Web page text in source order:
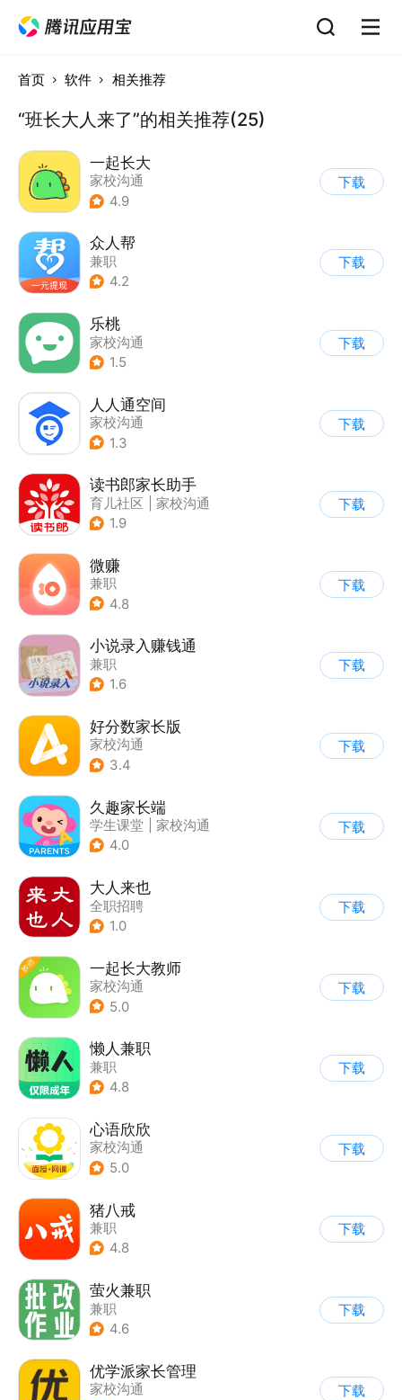
首页 软件 相关推荐
“班长大人来了”的相关推荐(25)
一起长大
家校沟通
4.9
下载
众人帮
兼职
4.2
下载
乐桃
家校沟通
1.5
下载
人人通空间
家校沟通
1.3
下载
读书郎家长助手
育儿社区
家校沟通
1.9
下载
微赚
兼职
4.8
下载
小说录入赚钱通
兼职
1.6
下载
好分数家长版
家校沟通
3.4
下载
久趣家长端
学生课堂
家校沟通
4.0
下载
大人来也
全职招聘
1.0
下载
一起长大教师
家校沟通
5.0
下载
懒人兼职
兼职
4.8
下载
心语欣欣
家校沟通
5.0
下载
猪八戒
兼职
4.8
下载
萤火兼职
兼职
4.6
下载
优学派家长管理
家校沟通
下载